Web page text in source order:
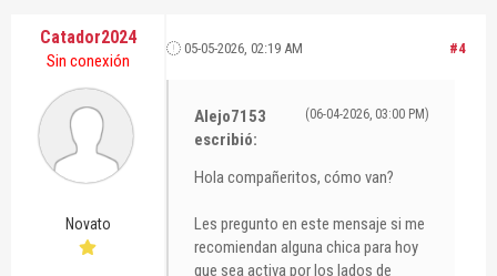
Catador2024
Sin conexión
Novato
#4
05-05-2026, 02:19 AM
(06-04-2026, 03:00 PM)
Alejo7153
escribió:
Hola compañeritos, cómo van?
Les pregunto en este mensaje si me
recomiendan alguna chica para hoy
que sea activa por los lados de